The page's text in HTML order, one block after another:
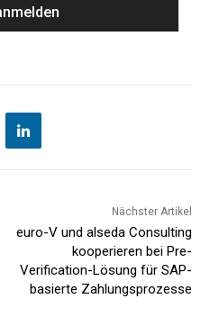
Nächster Artikel
euro-V und alseda Consulting
kooperieren bei Pre-
Verification-Lösung für SAP-
basierte Zahlungsprozesse